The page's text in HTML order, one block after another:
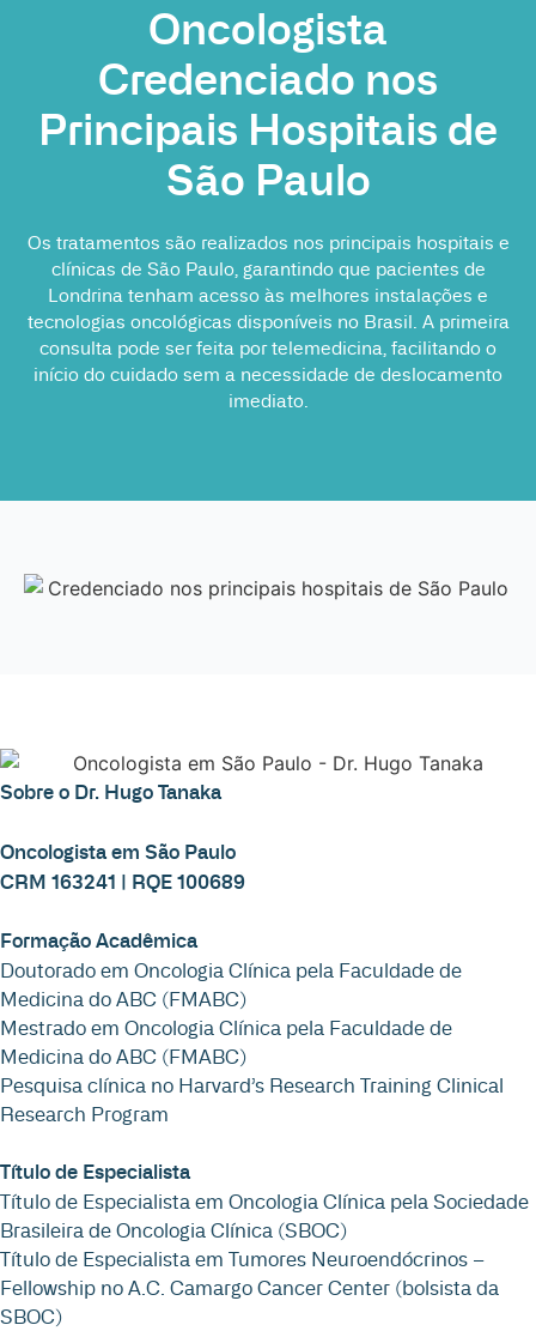
Oncologista
Credenciado nos
Principais Hospitais de
São Paulo
Os tratamentos são realizados nos principais hospitais e
clínicas de São Paulo, garantindo que pacientes de
Londrina tenham acesso às melhores instalações e
tecnologias oncológicas disponíveis no Brasil. A primeira
consulta pode ser feita por telemedicina, facilitando o
início do cuidado sem a necessidade de deslocamento
imediato.
Sobre o Dr. Hugo Tanaka
Oncologista em São Paulo
CRM 163241 | RQE 100689
Formação Acadêmica
Doutorado em Oncologia Clínica pela Faculdade de
Medicina do ABC (FMABC)
Mestrado em Oncologia Clínica pela Faculdade de
Medicina do ABC (FMABC)
Pesquisa clínica no Harvard’s Research Training Clinical
Research Program
Título de Especialista
Título de Especialista em Oncologia Clínica pela Sociedade
Brasileira de Oncologia Clínica (SBOC)
Título de Especialista em Tumores Neuroendócrinos –
Fellowship no A.C. Camargo Cancer Center (bolsista da
SBOC)